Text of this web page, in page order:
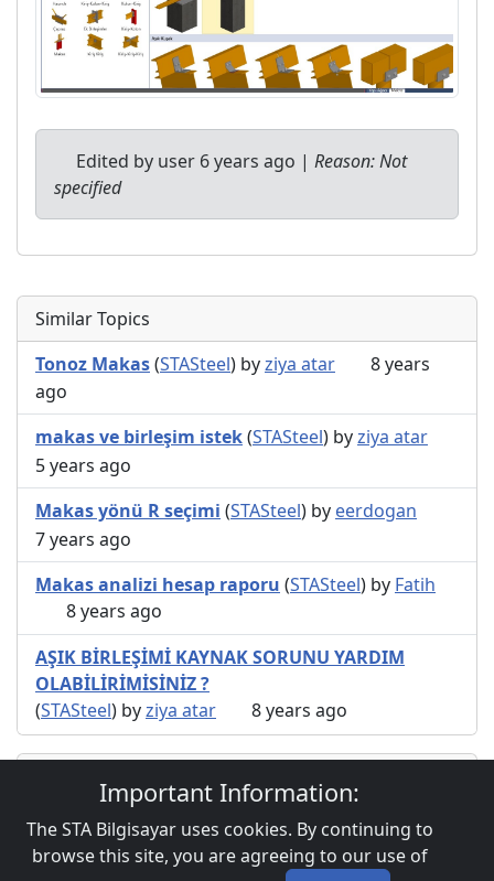
Edited by user 6 years ago | Reason: Not
specified
Similar Topics
Tonoz Makas(STASteel) byziya atar
8 years
ago
makas ve birleşim istek(STASteel) byziya atar
5 years ago
Makas yönü R seçimi (STASteel) by eerdogan
7 years ago
Makas analizi hesap raporu (STASteel) by Fatih
8 years ago
AŞIK BİRLEŞİMİ KAYNAK SORUNU YARDIM
OLABİLİRİMİSİNİZ ?
(STASteel) byziya atar 8 years ago
Important Information:
The STA Bilgisayar uses cookies. By continuing to
browse this site, you are agreeing to our use of
Privacy Policy|Powered by YAF.NET 4.0.2|YAF.NET ©